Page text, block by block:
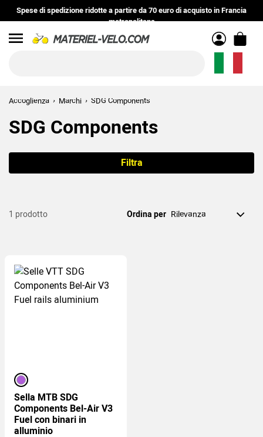
Spese di spedizione ridotte a partire da 70 euro di acquisto in Francia
metropolitana
Accoglienza Marchi SDG Components
SDG Components
Filtra
1 prodotto Ordina per
viola
Sella MTB SDG
Components Bel-Air V3
Fuel con binari in
alluminio